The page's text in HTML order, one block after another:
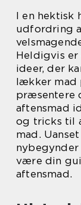
I en hektisk
udfordring
Heldigvis er
ideer, der
lækker mad
præsentere
aftensmad
og tricks til
mad.
være din
aftensmad.